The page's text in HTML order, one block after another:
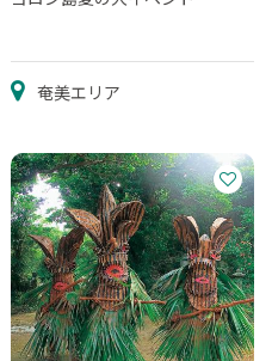
奄美エリア